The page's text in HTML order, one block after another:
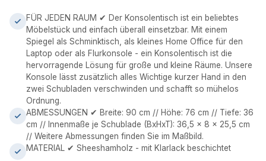
FÜR JEDEN RAUM ✔ Der Konsolentisch ist ein beliebtes
Möbelstück und einfach überall einsetzbar. Mit einem
Spiegel als Schminktisch, als kleines Home Office für den
Laptop oder als Flurkonsole - ein Konsolentisch ist die
hervorragende Lösung für große und kleine Räume. Unsere
Konsole lässt zusätzlich alles Wichtige kurzer Hand in den
zwei Schubladen verschwinden und schafft so mühelos
Ordnung.
ABMESSUNGEN ✔ Breite: 90 cm // Höhe: 76 cm // Tiefe: 36
cm // Innenmaße je Schublade (BxHxT): 36,5 x 8 x 25,5 cm
// Weitere Abmessungen finden Sie im Maßbild.
MATERIAL ✔ Sheeshamholz - mit Klarlack beschichtet